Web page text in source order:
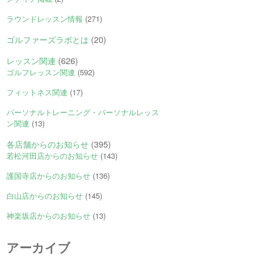
ラウンドレッスン情報 (271)
ゴルファーズラボとは (20)
レッスン関連 (626)
ゴルフレッスン関連 (592)
フィットネス関連 (17)
パーソナルトレーニング・パーソナルレッス
ン関連 (13)
各店舗からのお知らせ (395)
若松河田店からのお知らせ (143)
護国寺店からのお知らせ (136)
白山店からのお知らせ (145)
神楽坂店からのお知らせ (13)
アーカイブ